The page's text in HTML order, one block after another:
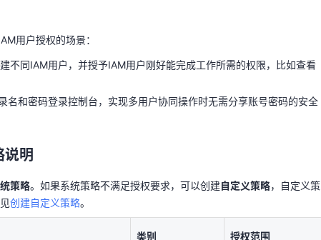
不同IAM用户，并授予IAM用户刚好能完成工作所需的权限，比如查看
名和密码登录控制台，实现多用户协同操作时无需分享账号密码的安全
说明
创建自定义策略
版）系统管理员策略。
用户授权的场景：
不同IAM用户，并授予IAM用户刚好能完成工作所需的权限，比如查看
名和密码登录控制台，实现多用户协同操作时无需分享账号密码的安全
明
策略。如果系统策略不满足授权要求，可以创建自定义策略，自定义策
创建自定义策略。
类别 授权范围